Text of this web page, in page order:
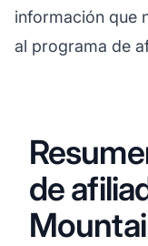
información que
al programa de
de